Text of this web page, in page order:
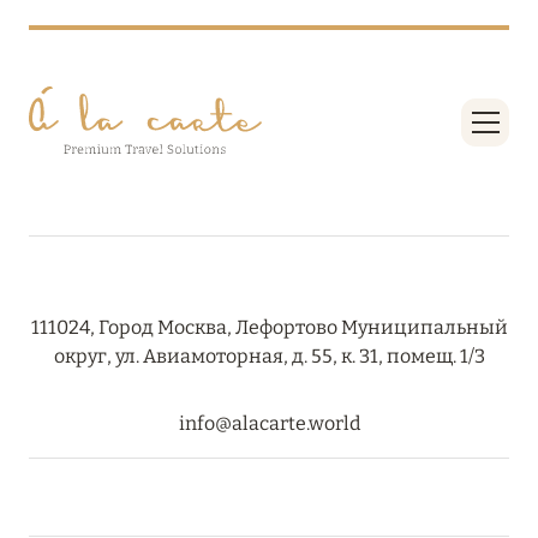
26 июня 2024
КОМФОРТА, ЗДОРОВЬЯ И ГАРМОНИЧНОГО
111024, Город Москва, Лефортово Муниципальный
округ, ул. Авиамоторная, д. 55, к. 31, помещ. 1/3
info@alacarte.world